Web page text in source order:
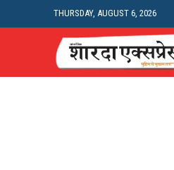
THURSDAY, AUGUST 6, 2026